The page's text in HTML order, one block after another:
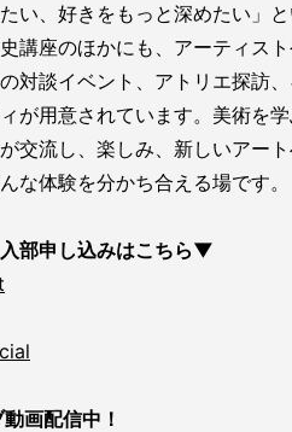
い、好きをもっと深めたい」
講座のほかにも、アーティス
対談イベント、アトリエ探訪
が用意されています。美術を
交流し、楽しみ、新しいアー
な体験を分かち合える場です。
部申し込みはこちら▼
画配信中！